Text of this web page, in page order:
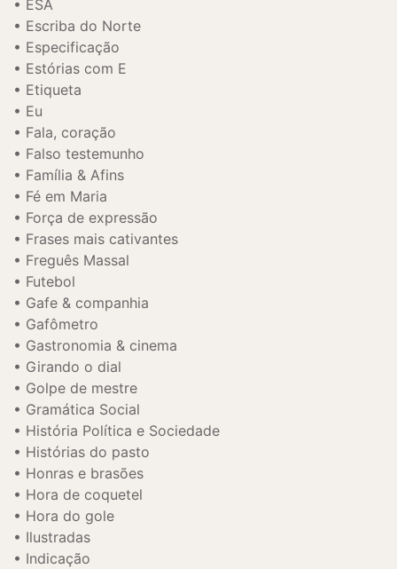
ESA
Escriba do Norte
Especificação
Estórias com E
Etiqueta
Eu
Fala, coração
Falso testemunho
Família & Afins
Fé em Maria
Força de expressão
Frases mais cativantes
Freguês Massal
Futebol
Gafe & companhia
Gafômetro
Gastronomia & cinema
Girando o dial
Golpe de mestre
Gramática Social
História Política e Sociedade
Histórias do pasto
Honras e brasões
Hora de coquetel
Hora do gole
Ilustradas
Indicação